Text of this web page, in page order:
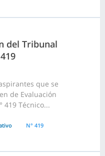
del Tribunal
que se
de Evaluación
419 Técnico...
N° 419